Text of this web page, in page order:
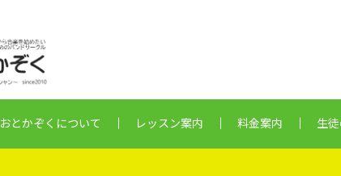
おとかぞくについて レッスン案内 料金案内 生